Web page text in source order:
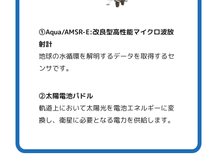
①Aqua/AMSR-E:改良型高性能マイクロ波放
射計
地球の水循環を解明するデータを取得するセ
ンサです。
②太陽電池パドル
軌道上において太陽光を電池エネルギーに変
換し、衛星に必要となる電力を供給します。